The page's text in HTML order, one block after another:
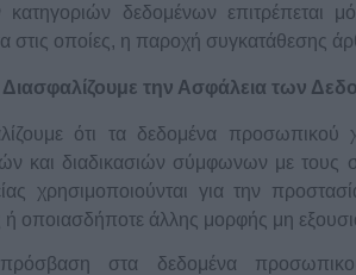
κατηγοριών δεδομένων επιτρέπεται
στις οποίες, η παροχή συγκατάθεσης
την Ασφάλεια των
ότι τα δεδομένα προσωπικού
και διαδικασιών σύμφωνων με τους
χρησιμοποιούνται για την
οποιασδήποτε άλλης μορφής μη
στα δεδομένα